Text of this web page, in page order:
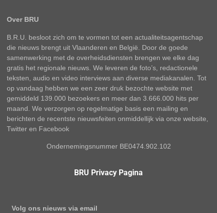
Over BRU
B.R.U. besloot zich om te vormen tot een actualiteitsagentschap
die nieuws brengt uit Vlaanderen en België. Door de goede
samenwerking met de overheidsdiensten brengen we elke dag
gratis het regionale nieuws. We leveren de foto’s, redactionele
teksten, audio en video interviews aan diverse mediakanalen. Tot
op vandaag hebben we een zeer druk bezochte website met
gemiddeld 139.000 bezoekers en meer dan 3.666.000 hits per
maand. We verzorgen op regelmatige basis een mailing en
berichten de recentste nieuwsfeiten onmiddellijk via onze website,
Twitter en Facebook
Ondernemingsnummer BE0474.902.102
BRU Privacy Pagina
Volg ons nieuws via email